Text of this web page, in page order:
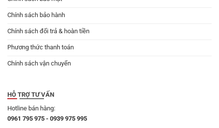
Chính sách bảo hành
Chính sách đổi trả & hoàn tiền
Phương thức thanh toán
Chính sách vận chuyển
HỖ TRỢ TƯ VẤN
Hotline bán hàng:
0961 795 975 - 0939 975 995